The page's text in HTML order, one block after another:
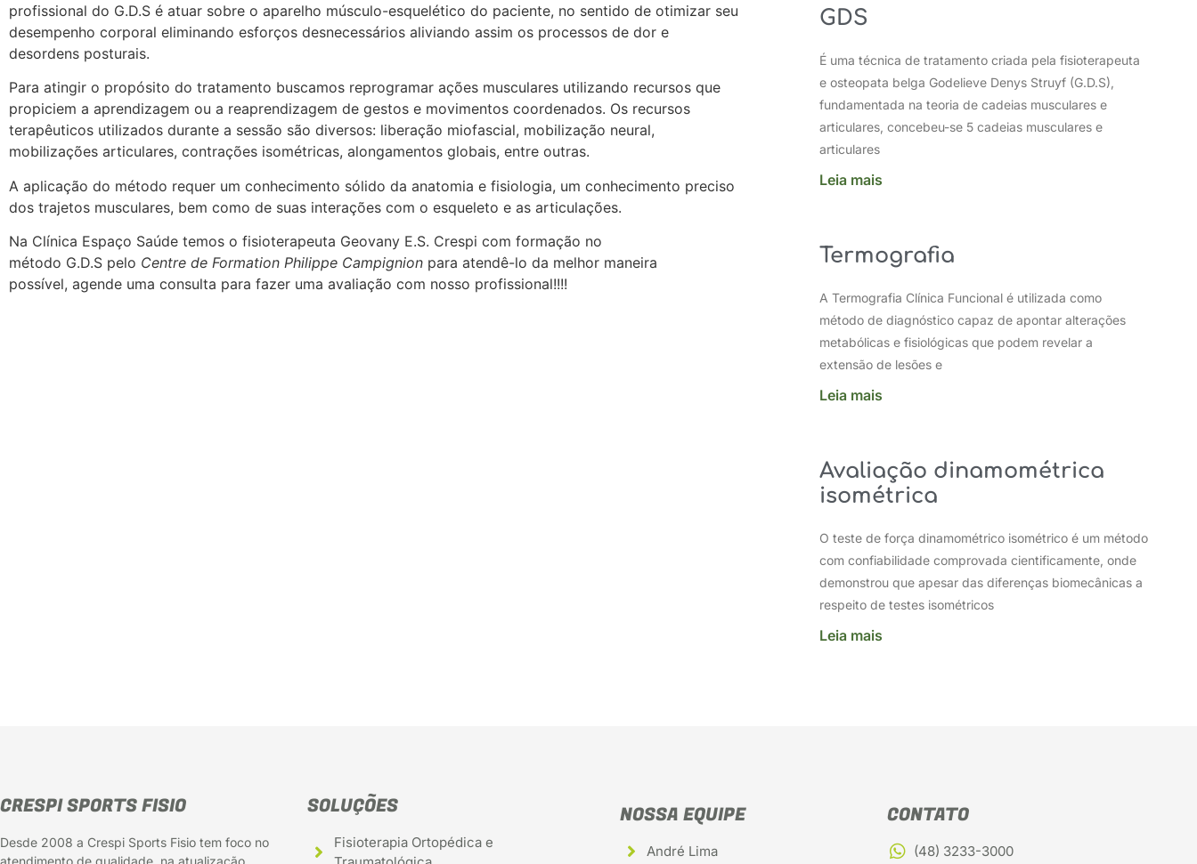
profissional do G.D.S é atuar sobre o aparelho músculo-esquelético do paciente, no sentido de otimizar seu
desempenho corporal eliminando esforços desnecessários aliviando assim os processos de dor e
desordens posturais.
Para atingir o propósito do tratamento buscamos reprogramar ações musculares utilizando recursos que
propiciem a aprendizagem ou a reaprendizagem de gestos e movimentos coordenados. Os recursos
terapêuticos utilizados durante a sessão são diversos: liberação miofascial, mobilização neural,
mobilizações articulares, contrações isométricas, alongamentos globais, entre outras.
A aplicação do método requer um conhecimento sólido da anatomia e fisiologia, um conhecimento preciso
dos trajetos musculares, bem como de suas interações com o esqueleto e as articulações.
Na Clínica Espaço Saúde temos o fisioterapeuta Geovany E.S. Crespi com formação no
método G.D.S pelo Centre de Formation Philippe Campignion para atendê-lo da melhor maneira
possível, agende uma consulta para fazer uma avaliação com nosso profissional!!!!
GDS
É uma técnica de tratamento criada pela fisioterapeuta
e osteopata belga Godelieve Denys Struyf (G.D.S),
fundamentada na teoria de cadeias musculares e
articulares, concebeu-se 5 cadeias musculares e
articulares
Leia mais
Termografia
A Termografia Clínica Funcional é utilizada como
método de diagnóstico capaz de apontar alterações
metabólicas e fisiológicas que podem revelar a
extensão de lesões e
Leia mais
Avaliação dinamométrica
isométrica
O teste de força dinamométrico isométrico é um método
com confiabilidade comprovada cientificamente, onde
demonstrou que apesar das diferenças biomecânicas a
respeito de testes isométricos
Leia mais
CRESPI SPORTS FISIO
Desde 2008 a Crespi Sports Fisio tem foco no
atendimento de qualidade, na atualização
SOLUÇÕES
Fisioterapia Ortopédica e
NOSSA EQUIPE
André Lima
CONTATO
(48) 3233-3000